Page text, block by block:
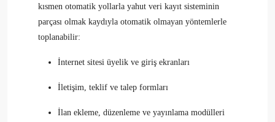
kısmen otomatik yollarla yahut veri kayıt sisteminin
parçası olmak kaydıyla otomatik olmayan yöntemlerle
toplanabilir:
İnternet sitesi üyelik ve giriş ekranları
İletişim, teklif ve talep formları
İlan ekleme, düzenleme ve yayınlama modülleri